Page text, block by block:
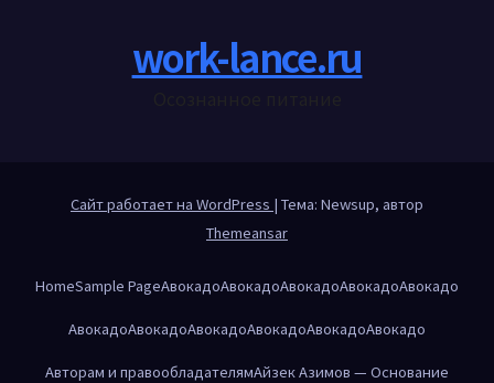
work-lance.ru
Сайт работает на WordPress | Тема: Newsup, автор
Themeansar
HomeSample PageАвокадоАвокадоАвокадоАвокадоАвокадо
АвокадоАвокадоАвокадоАвокадоАвокадоАвокадо
Авторам и правообладателямАйзек Азимов — Основание